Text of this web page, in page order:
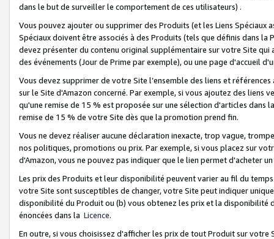
dans le but de surveiller le comportement de ces utilisateurs) .
Vous pouvez ajouter ou supprimer des Produits (et les Liens
Spéciaux doivent être associés à des Produits (tels que définis dans
devez présenter du contenu original supplémentaire sur votre Site qui
des événements (Jour de Prime par exemple), ou une page d'accueil
Vous devez supprimer de votre Site l’ensemble des liens et
sur le Site d'Amazon concerné. Par exemple, si vous ajoutez des
qu'une remise de 15 % est proposée sur une sélection d'articles
remise de 15 % de votre Site dès que la promotion prend fin.
Vous ne devez réaliser aucune déclaration inexacte, trop vague,
nos politiques, promotions ou prix. Par exemple, si vous placez sur
d'Amazon, vous ne pouvez pas indiquer que le lien permet d'acheter
Les prix des Produits et leur disponibilité peuvent varier au fil du
votre Site sont susceptibles de changer, votre Site peut indiquer
disponibilité du Produit ou (b) vous obtenez les prix et la disponibilité
énoncées dans la Licence.
En outre, si vous choisissez d'afficher les prix de tout Produit sur